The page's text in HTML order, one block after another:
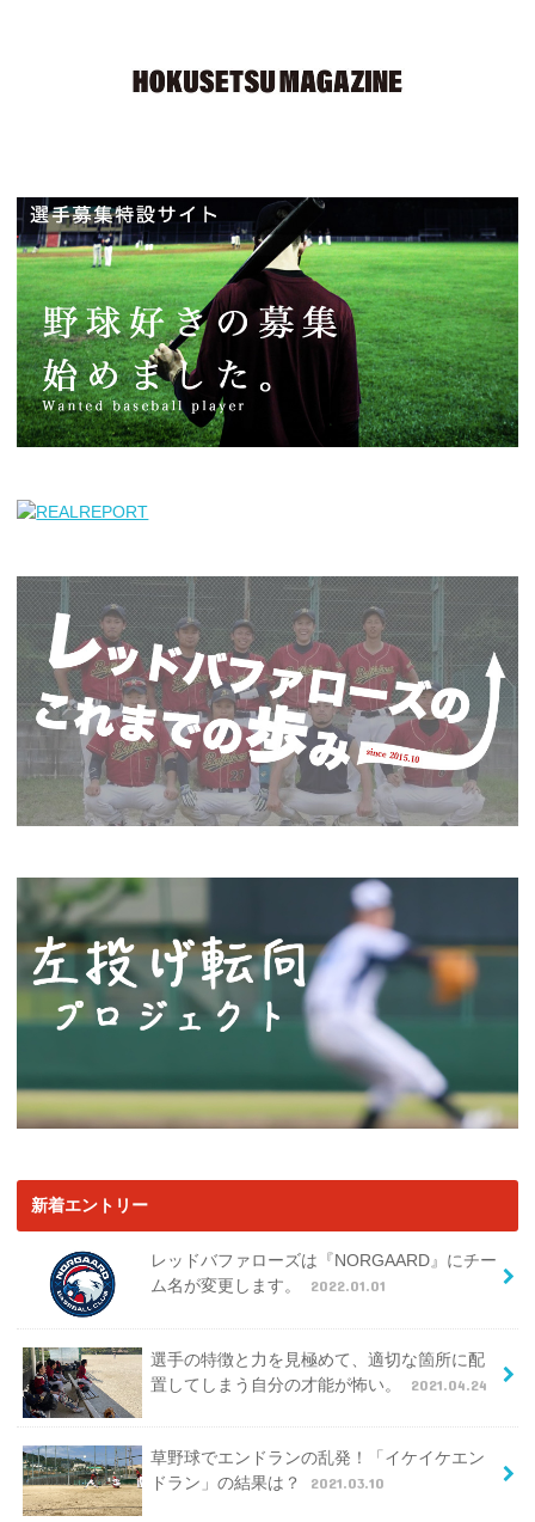
新着エントリー
レッドバファローズは『NORGAARD』にチー
ム名が変更します。
2022.01.01
選手の特徴と力を見極めて、適切な箇所に配
置してしまう自分の才能が怖い。
2021.04.24
草野球でエンドランの乱発！「イケイケエン
ドラン」の結果は？
2021.03.10